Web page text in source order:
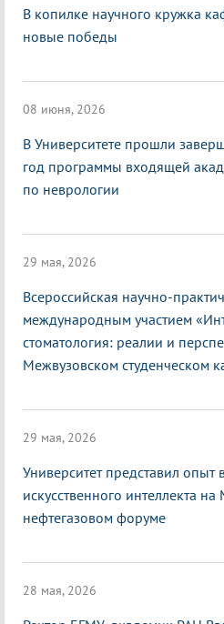
В копилке научного кружка
новые победы
08 июня, 2026
В Университете прошли
год программы входящей
по неврологии
29 мая, 2026
Всероссийская научно-
международным участием
стоматология: реалии и
Межвузовском студенческом
29 мая, 2026
Университет представил опыт
искусственного интеллекта
нефтегазовом форуме
28 мая, 2026